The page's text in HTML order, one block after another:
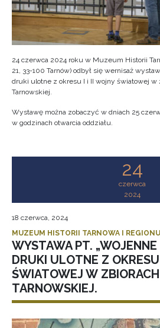
24 czerwca 2024 roku w Muzeum Historii
21, 33-100 Tarnów) odbył się wernisaż
druki ulotne z okresu I i II wojny światowej
Tarnowskiej.
Wystawę można zobaczyć w dniach 25
w godzinach otwarcia oddziału.
24
czerwca
2024
18 czerwca, 2024
MUZEUM HISTORII TARNOWA I REGIONU
WYSTAWA PT. „WOJENNE
DRUKI ULOTNE Z
ŚWIATOWEJ W
TARNOWSKIEJ.